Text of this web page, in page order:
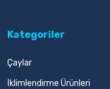
Kategoriler
Çaylar
İklimlendirme Ürünleri